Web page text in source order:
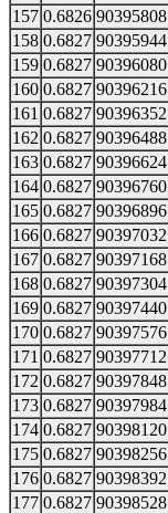
157 0.6826 90395808
158 0.6827 90395944
159 0.6827 90396080
160 0.6827 90396216
161 0.6827 90396352
162 0.6827 90396488
163 0.6827 90396624
164 0.6827 90396760
165 0.6827 90396896
166 0.6827 90397032
167 0.6827 90397168
168 0.6827 90397304
169 0.6827 90397440
170 0.6827 90397576
171 0.6827 90397712
172 0.6827 90397848
173 0.6827 90397984
174 0.6827 90398120
175 0.6827 90398256
176 0.6827 90398392
177 0.6827 90398528